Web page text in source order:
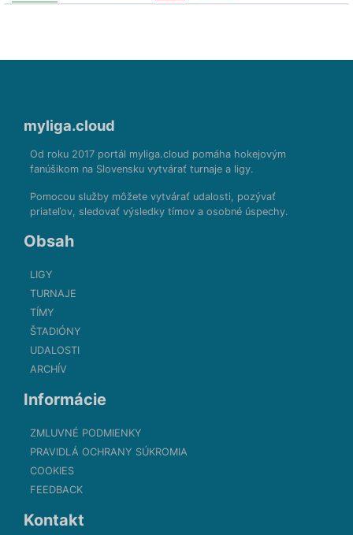
myliga.cloud
Od roku 2017 portál myliga.cloud pomáha hokejovým
fanúšikom na Slovensku vytvárať turnaje a ligy.
Pomocou služby môžete vytvárať udalosti, pozývať
priateľov, sledovať výsledky tímov a osobné úspechy.
Obsah
LIGY
TURNAJE
TÍMY
ŠTADIÓNY
UDALOSTI
ARCHÍV
Informácie
ZMLUVNÉ PODMIENKY
PRAVIDLÁ OCHRANY SÚKROMIA
COOKIES
FEEDBACK
Kontakt